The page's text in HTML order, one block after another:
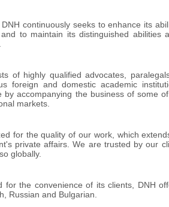
continuously seeks to enhance its
to maintain its distinguished
of highly qualified advocates,
foreign and domestic academic
by accompanying the business of some
markets.
for the quality of our work, which
private affairs. We are trusted by our
globally.
for the convenience of its clients, DNH
Russian and Bulgarian.